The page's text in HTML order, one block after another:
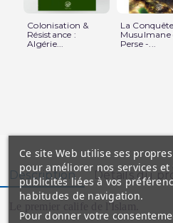
Colonisation &
Résistance :
Algérie...
La Conquête
Musulmane
Perse -...
Description Détails du
Le premier calife de l'Islam.
Ce site Web utilise ses
pour améliorer nos services
publicités liées à vos
habitudes de navigation.
Pour donner votre